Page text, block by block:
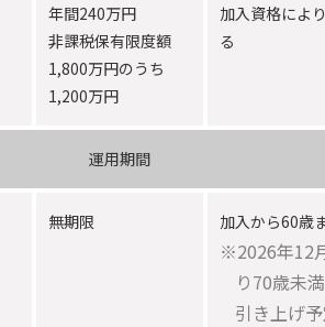
年間240万円
非課税保有限度額
1,800万円のうち
1,200万円
加入資格によ
る
運用期間
無期限 加入から60歳
※2026年12
り70歳未
引き上げ